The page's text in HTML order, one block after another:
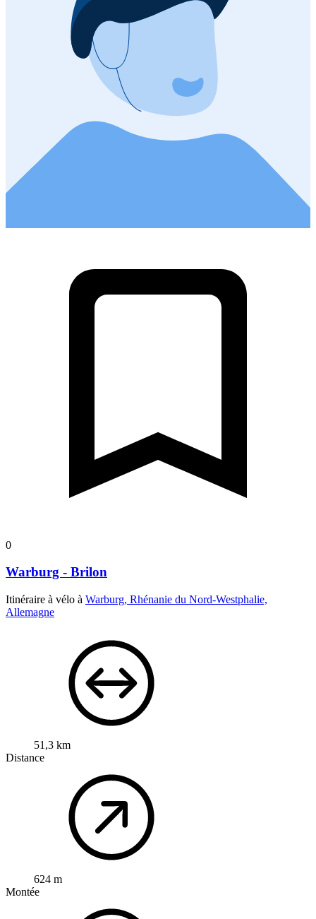
0
Warburg - Brilon
Itinéraire à vélo à Warburg, Rhénanie du Nord-Westphalie,
Allemagne
51,3 km
Distance
624 m
Montée